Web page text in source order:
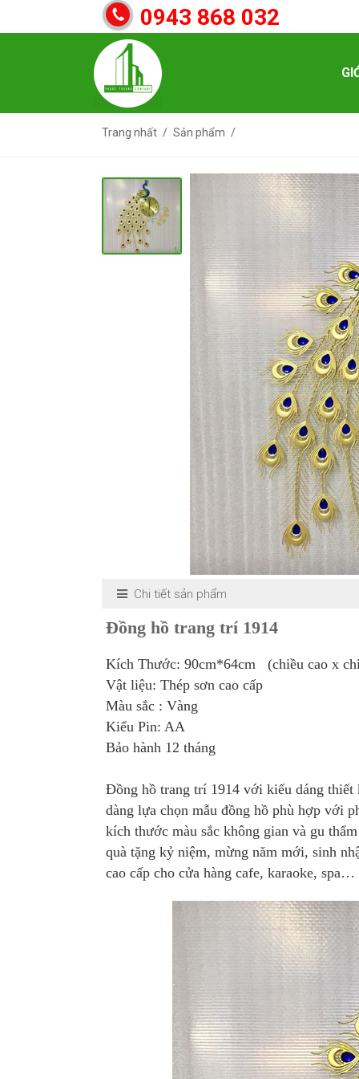
0943 868 032
Trang nhất Sản phẩm
Chi tiết sản phẩm
Đồng hồ trang trí 1914
Kích Thước: 90cm*64cm (chiều cao x
Vật liệu: Thép sơn cao cấp
Màu sắc : Vàng
Kiểu Pin: AA
Bảo hành 12 tháng
Đồng hồ trang trí 1914 với kiểu dáng thiết
dàng lựa chọn mẫu đồng hồ phù hợp với
kích thước màu sắc không gian và gu
quà tặng kỷ niệm, mừng năm mới, sinh
cao cấp cho cửa hàng cafe, karaoke, spa…